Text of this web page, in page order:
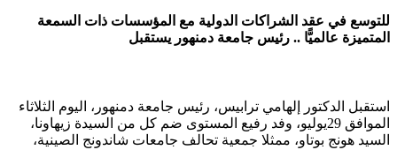
للتوسع في عقد الشراكات الدولية مع المؤسسات ذات السمعة
المتميزة عالميًّا .. رئيس جامعة دمنهور يستقبل
استقبل الدكتور إلهامي ترابيس، رئيس جامعة دمنهور، اليوم الثلاثاء
الموافق 29يوليو، وفد رفيع المستوى ضم كل من السيدة زيهاونا،
السيد هونج بوتاو، ممثلا جمعية تحالف جامعات شاندونج الصينية،